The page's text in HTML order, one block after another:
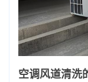
空调风道清洗